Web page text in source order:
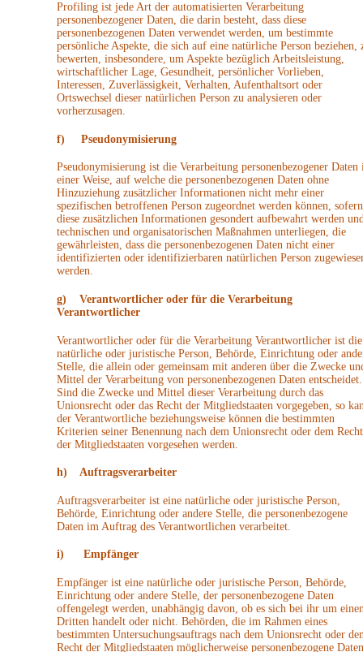
Profiling ist jede Art der automatisierten Verarbeitung
personenbezogener Daten, die darin besteht, dass diese
personenbezogenen Daten verwendet werden, um bestimmte
persönliche Aspekte, die sich auf eine natürliche Person beziehen,
bewerten, insbesondere, um Aspekte bezüglich Arbeitsleistung,
wirtschaftlicher Lage, Gesundheit, persönlicher Vorlieben,
Interessen, Zuverlässigkeit, Verhalten, Aufenthaltsort oder
Ortswechsel dieser natürlichen Person zu analysieren oder
vorherzusagen.
f) Pseudonymisierung
Pseudonymisierung ist die Verarbeitung personenbezogener Daten
einer Weise, auf welche die personenbezogenen Daten ohne
Hinzuziehung zusätzlicher Informationen nicht mehr einer
spezifischen betroffenen Person zugeordnet werden können, sofern
diese zusätzlichen Informationen gesondert aufbewahrt werden
technischen und organisatorischen Maßnahmen unterliegen, die
gewährleisten, dass die personenbezogenen Daten nicht einer
identifizierten oder identifizierbaren natürlichen Person
werden.
g) Verantwortlicher oder für die Verarbeitung
Verantwortlicher
Verantwortlicher oder für die Verarbeitung Verantwortlicher ist die
natürliche oder juristische Person, Behörde, Einrichtung oder
Stelle, die allein oder gemeinsam mit anderen über die Zwecke
Mittel der Verarbeitung von personenbezogenen Daten entscheidet.
Sind die Zwecke und Mittel dieser Verarbeitung durch das
Unionsrecht oder das Recht der Mitgliedstaaten vorgegeben, so
der Verantwortliche beziehungsweise können die bestimmten
Kriterien seiner Benennung nach dem Unionsrecht oder dem Recht
der Mitgliedstaaten vorgesehen werden.
h) Auftragsverarbeiter
Auftragsverarbeiter ist eine natürliche oder juristische Person,
Behörde, Einrichtung oder andere Stelle, die personenbezogene
Daten im Auftrag des Verantwortlichen verarbeitet.
i) Empfänger
Empfänger ist eine natürliche oder juristische Person, Behörde,
Einrichtung oder andere Stelle, der personenbezogene Daten
offengelegt werden, unabhängig davon, ob es sich bei ihr um
Dritten handelt oder nicht. Behörden, die im Rahmen eines
bestimmten Untersuchungsauftrags nach dem Unionsrecht oder
Recht der Mitgliedstaaten möglicherweise personenbezogene Daten